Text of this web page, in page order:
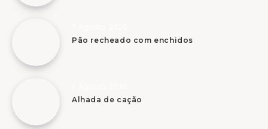
Pão recheado com enchidos
Alhada de cação